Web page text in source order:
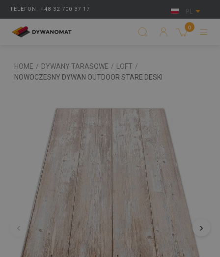
TELEFON: +48 32 700 37 17 PL
0
HOME / DYWANY TARASOWE / LOFT /
NOWOCZESNY DYWAN OUTDOOR STARE DESKI
‹ ›